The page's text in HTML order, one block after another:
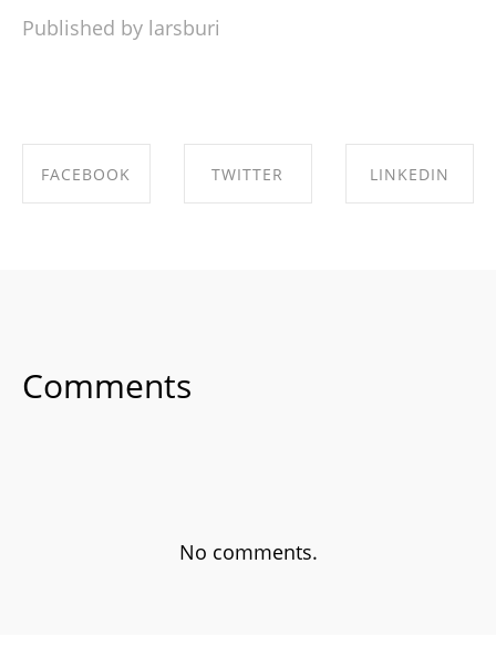
Published by larsburi
FACEBOOK TWITTER LINKEDIN
Comments
No comments.